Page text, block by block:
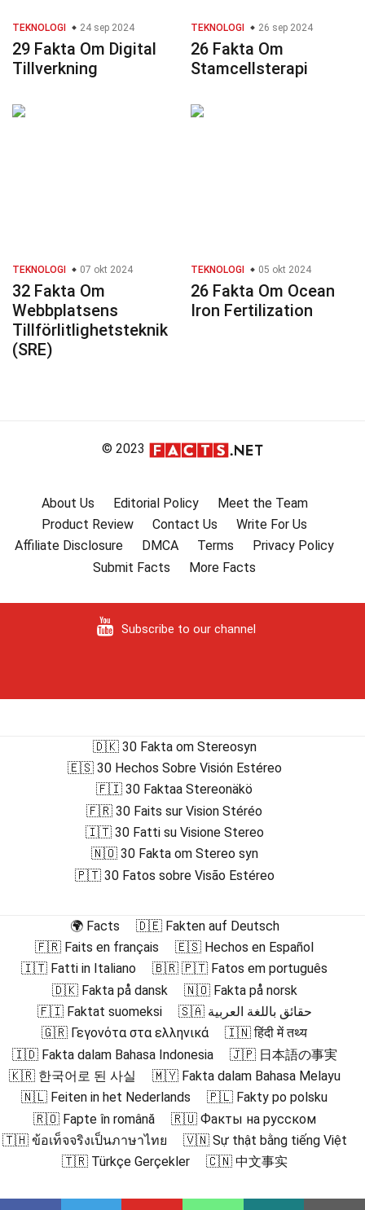
TEKNOLOGI 24 sep 2024
29 Fakta Om Digital
Tillverkning
TEKNOLOGI 26 sep 2024
26 Fakta Om
Stamcellsterapi
TEKNOLOGI 07 okt 2024
32 Fakta Om
Webbplatsens
Tillförlitlighetsteknik
(SRE)
TEKNOLOGI 05 okt 2024
26 Fakta Om Ocean
Iron Fertilization
© 2023
About Us Editorial Policy
Meet the Team
Product Review
Contact Us
Write For Us
Affiliate Disclosure
DMCA Terms
Privacy Policy
Submit Facts
More Facts
Subscribe to our channel
🇩🇰 30 Fakta om Stereosyn
🇪🇸 30 Hechos Sobre Visión Estéreo
🇫🇮 30 Faktaa Stereonäkö
🇫🇷 30 Faits sur Vision Stéréo
🇮🇹 30 Fatti su Visione Stereo
🇳🇴 30 Fakta om Stereo syn
🇵🇹 30 Fatos sobre Visão Estéreo
🌍 Facts
🇩🇪 Fakten auf Deutsch
🇫🇷 Faits en français
🇪🇸 Hechos en Español
🇮🇹 Fatti in Italiano
🇧🇷 🇵🇹 Fatos em português
🇩🇰 Fakta på dansk
🇳🇴 Fakta på norsk
🇫🇮 Faktat suomeksi
🇸🇦 حقائق باللغة العربية
🇬🇷 Γεγονότα στα ελληνικά
🇮🇳 हिंदी में तथ्य
🇮🇩 Fakta dalam Bahasa Indonesia
🇯🇵 日本語の事実
🇰🇷 한국어로 된 사실
🇲🇾 Fakta dalam Bahasa Melayu
🇳🇱 Feiten in het Nederlands
🇵🇱 Fakty po polsku
🇷🇴 Fapte în română
🇷🇺 Факты на русском
🇹🇭 ข้อเท็จจริงเป็นภาษาไทย
🇻🇳 Sự thật bằng tiếng Việt
🇹🇷 Türkçe Gerçekler
🇨🇳 中文事实